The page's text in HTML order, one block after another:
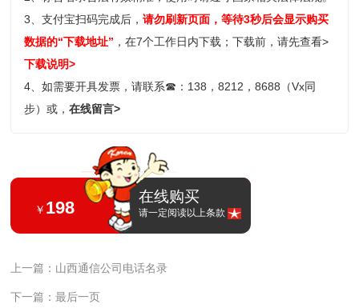
3、支付宝扫码完成后，请勿刷新页面，等待3秒后会显示购买
数据的“下载地址” ，在7个工作日内下载；下载前，请先查看>
下载说明>
4、如需要开具发票，请联系☎ ：138，8212，8688（Vx同
步）或，在线留言>
￥ 198
在线购买
请一定阅读以上条款
上一篇：山西通信公司电话名录
下一篇：最后一页